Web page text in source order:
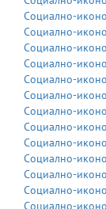
Социално-
Социално-
Социално-
Социално-
Социално-
Социално-
Социално-
Социално-
Социално-
Социално-
Социално-
Социално-
Социално-